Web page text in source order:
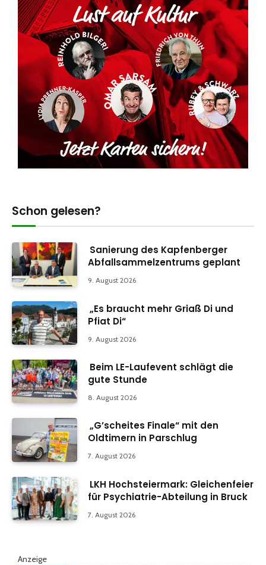
Schon gelesen?
Sanierung des Kapfenberger
Abfallsammelzentrums geplant
9. August 2026
„Es braucht mehr Griaß Di und
Pfiat Di“
9. August 2026
Beim LE-Laufevent schlägt die
gute Stunde
8. August 2026
„G’scheites Finale“ mit den
Oldtimern in Parschlug
7. August 2026
LKH Hochsteiermark: Gleichenfeier
für Psychiatrie-Abteilung in Bruck
7. August 2026
Anzeige